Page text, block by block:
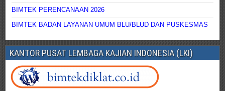
BIMTEK PERENCANAAN 2026
BIMTEK BADAN LAYANAN UMUM BLU/BLUD DAN PUSKESMAS
KANTOR PUSAT LEMBAGA KAJIAN INDONESIA (LKI)